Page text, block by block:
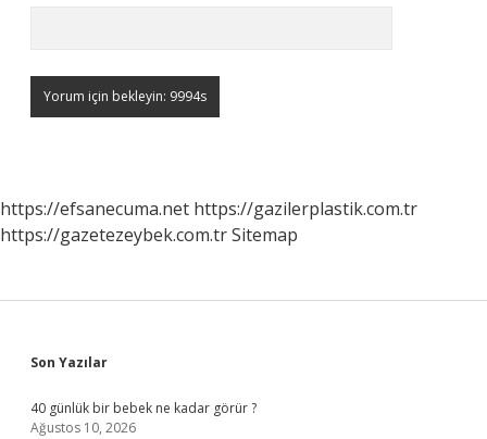
https://efsanecuma.net https://gazilerplastik.com.tr
https://gazetezeybek.com.trSitemap
Sidebar
Son Yazılar
40 günlük bir bebek ne kadar görür ?
Ağustos 10, 2026